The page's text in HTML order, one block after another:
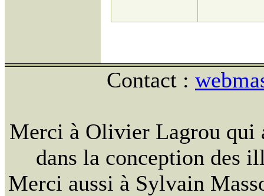
Contact :
Merci à Olivier Lagrou qui
dans la conception des
Merci aussi à Sylvain